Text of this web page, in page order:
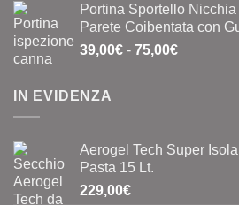
originale
era:
0,40€.
attuale
è:
0,20€.
Portina Sportello
Parete Coibentata con
39,00€ - 75,00€Fascia
75,00€
IN EVIDENZA
Aerogel Tech Super
Pasta 15 Lt.
229,00€